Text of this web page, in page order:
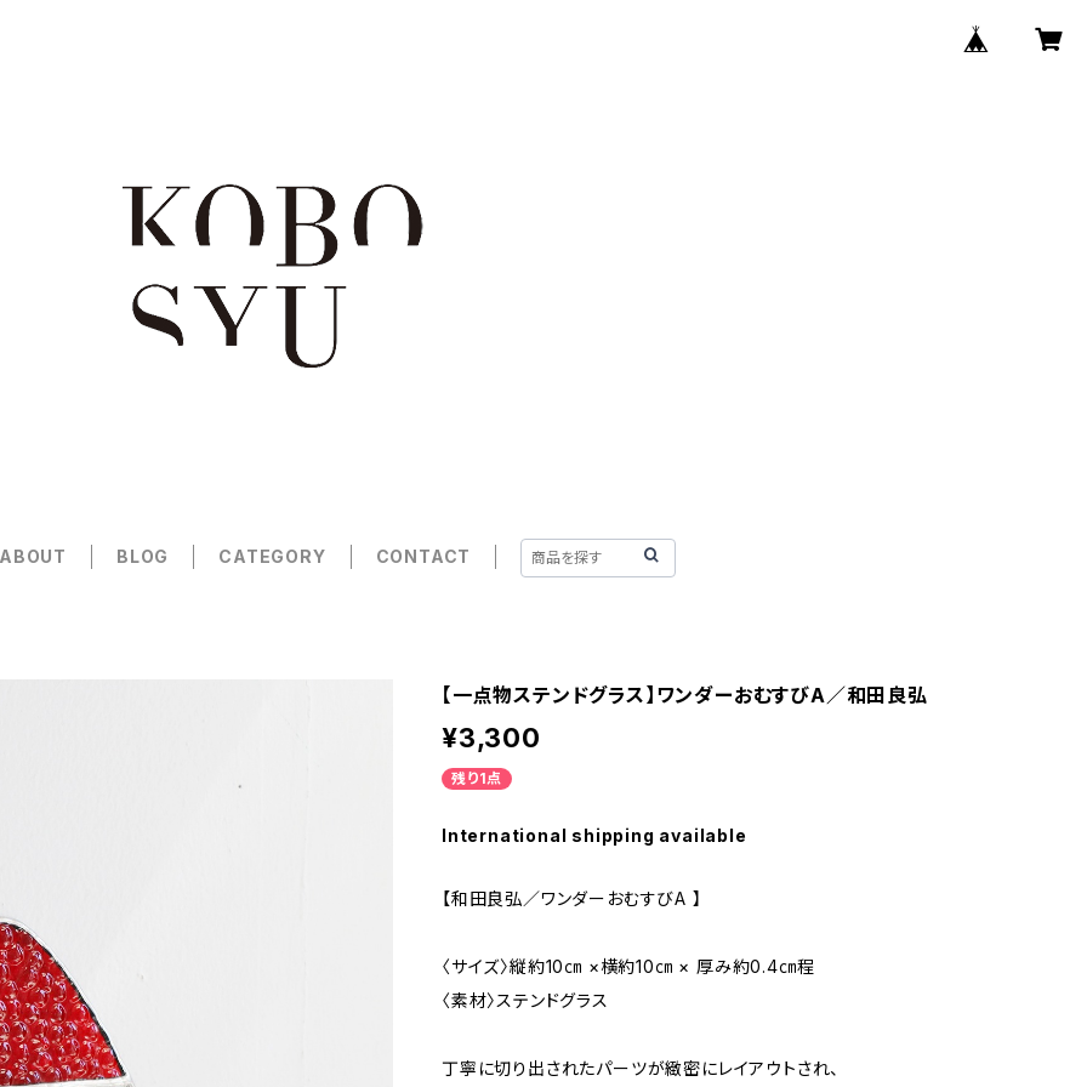
BLOG CATEGORY CONTACT
【一点物ステンドグラス】ワンダーおむすびA／和田良弘
¥3,300
残り1点
International shipping available
【和田良弘／ワンダーおむすびA 】
〈サイズ〉縦約10㎝ ×横約10㎝ × 厚み約0.4㎝程
〈素材〉ステンドグラス
丁寧に切り出されたパーツが緻密にレイアウトされ、